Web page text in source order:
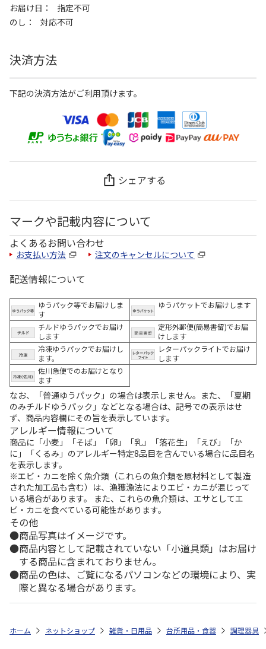
お届け日
指定不可
のし
対応不可
決済方法
下記の決済方法がご利用頂けます。
シェアする
マークや記載内容について
よくあるお問い合わせ
お支払い方法 注文のキャンセルについて
配送情報について
ゆうパック等でお届けしま
す
ゆうパケットでお届けします
チルドゆうパックでお届け
します
定形外郵便(簡易書留)でお届
けします
冷凍ゆうパックでお届けし
ます。
レターパックライトでお届け
します
佐川急便でのお届けとなり
ます
なお、「普通ゆうパック」の場合は表示しません。また、「夏期
のみチルドゆうパック」などとなる場合は、記号での表示はせ
ず、商品内容欄にその旨を表示しています。
アレルギー情報について
商品に「小麦」「そば」「卵」「乳」「落花生」「えび」「か
に」「くるみ」のアレルギー特定8品目を含んでいる場合に品目名
を表示します。
※エビ・カニを除く魚介類（これらの魚介類を原材料として製造
された加工品も含む）は、漁獲漁法によりエビ・カニが混じって
いる場合があります。 また、これらの魚介類は、エサとしてエ
ビ・カニを食べている可能性があります。
その他
商品写真はイメージです。
商品内容として記載されていない「小道具類」はお届け
する商品に含まれておりません。
商品の色は、ご覧になるパソコンなどの環境により、実
際と異なる場合があります。
ホーム ネットショップ 雑貨・日用品 台所用品・食器 調理器具